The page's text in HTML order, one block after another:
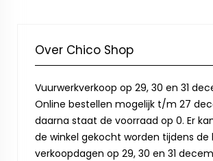
Over Chico Shop
Vuurwerkverkoop op 29, 30 en 31
Online bestellen mogelijk t/m 27
daarna staat de voorraad op 0. Er
de winkel gekocht worden tijdens de
verkoopdagen op 29, 30 en 31